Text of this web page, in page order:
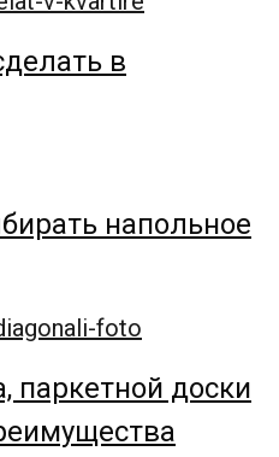
в
напольное
паркетной доски